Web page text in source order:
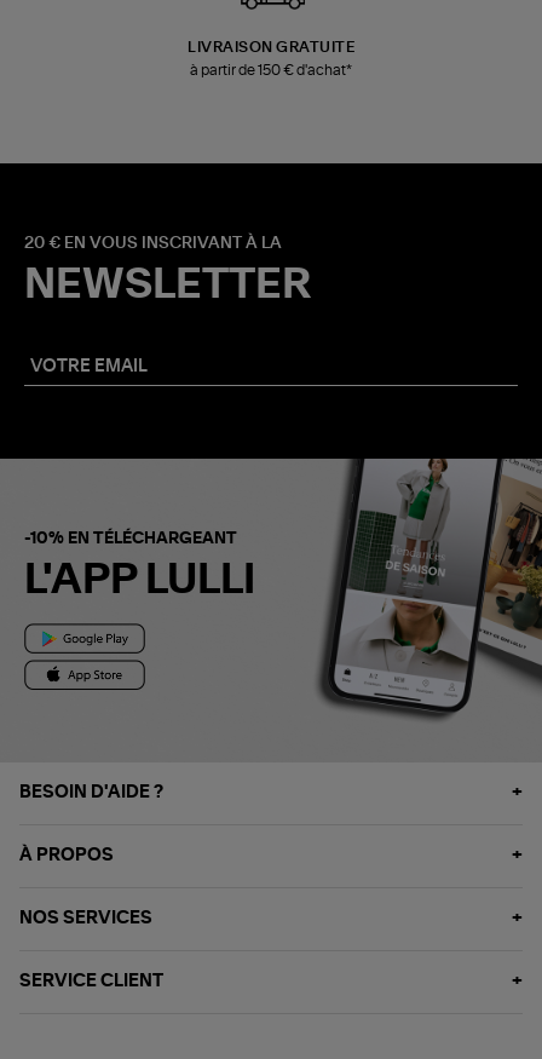
LIVRAISON GRATUITE
à partir de 150 € d'achat*
20 € EN VOUS INSCRIVANT À LA
NEWSLETTER
-10% EN TÉLÉCHARGEANT
L'APP LULLI
BESOIN D'AIDE ?
À PROPOS
NOS SERVICES
SERVICE CLIENT